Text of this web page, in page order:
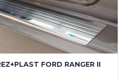
FORD RANGER II